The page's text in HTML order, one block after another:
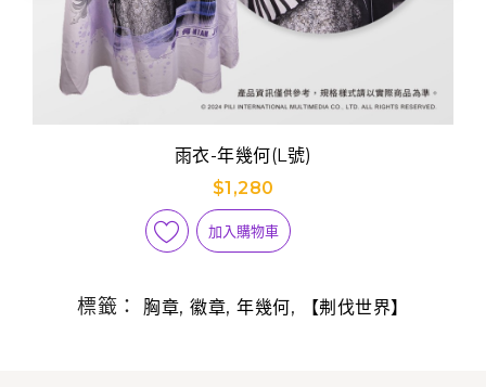
雨衣-年幾何(L號)
$1,280
加入購物車
標籤：胸章,徽章,年幾何, 【刜伐世界】